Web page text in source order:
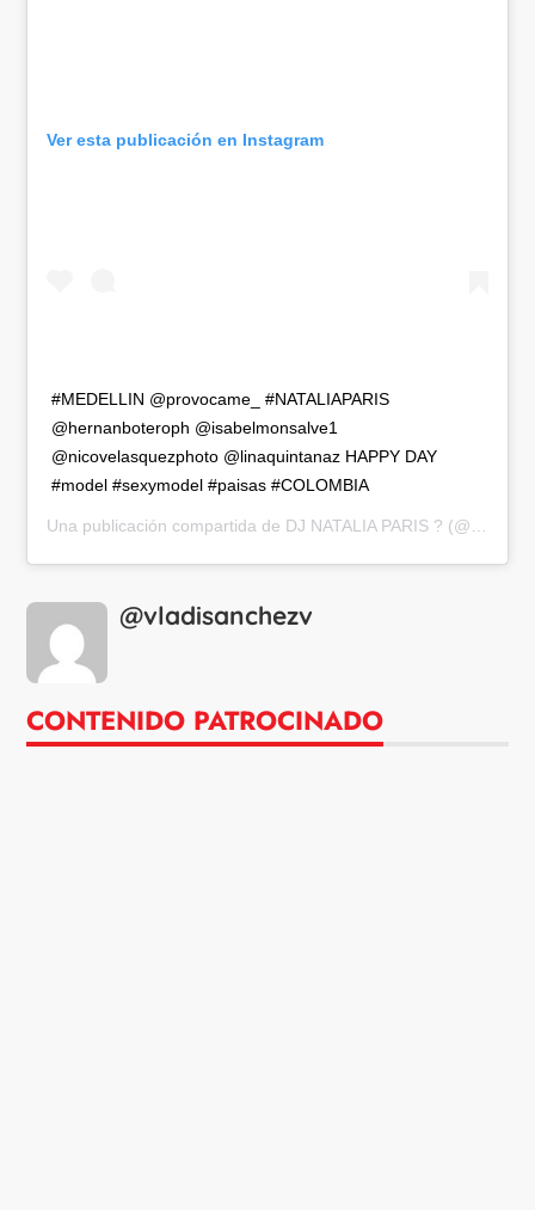
Ver esta publicación en Instagram
#MEDELLIN @provocame_ #NATALIAPARIS
@hernanboteroph @isabelmonsalve1
@nicovelasquezphoto @linaquintanaz HAPPY DAY
#model #sexymodel #paisas #COLOMBIA
Una publicación compartida de DJ NATALIA PARIS ? (@nataliaparismodel) el
@vladisanchezv
CONTENIDO PATROCINADO